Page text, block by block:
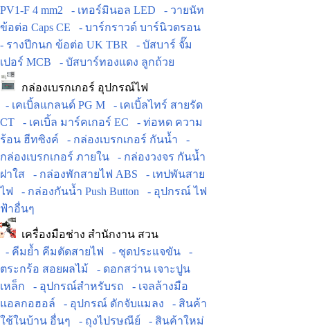
PV1-F 4 mm2
- เทอร์มินอล LED
- วายนัท
ข้อต่อ Caps CE
- บาร์กราวด์ บาร์นิวตรอน
- รางปีกนก ข้อต่อ UK TBR
- บัสบาร์ จั๊ม
เปอร์ MCB
- บัสบาร์ทองแดง ลูกถ้วย
กล่องเบรกเกอร์ อุปกรณ์ไฟ
- เคเบิ้ลแกลนด์ PG M
- เคเบิ้ลไทร์ สายรัด
CT
- เคเบิ้ล มาร์คเกอร์ EC
- ท่อหด ความ
ร้อน ฮีทซิงค์
- กล่องเบรกเกอร์ กันน้ำ
-
กล่องเบรกเกอร์ ภายใน
- กล่องวงจร กันน้ำ
ฝาใส
- กล่องพักสายไฟ ABS
- เทปพันสาย
ไฟ
- กล่องกันน้ำ Push Button
- อุปกรณ์ ไฟ
ฟ้าอื่นๆ
เครื่องมือช่าง สำนักงาน สวน
- คีมย้ำ คีมตัดสายไฟ
- ชุดประแจขัน
-
ตระกร้อ สอยผลไม้
- ดอกสว่าน เจาะปูน
เหล็ก
- อุปกรณ์สำหรับรถ
- เจลล้างมือ
แอลกอฮอล์
- อุปกรณ์ ดักจับแมลง
- สินค้า
ใช้ในบ้าน อื่นๆ
- ถุงไปรษณีย์ - สินค้าใหม่